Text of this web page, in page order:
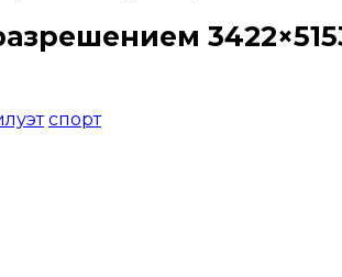
спорт